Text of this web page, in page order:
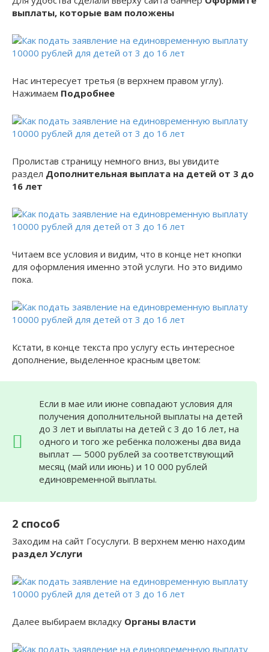
выплаты, которые вам положены
Нас интересует третья (в верхнем правом углу).
Нажимаем Подробнее
Пролистав страницу немного вниз, вы увидите
раздел Дополнительная выплата на детей от 3 до
16 лет
Читаем все условия и видим, что в конце нет кнопки
для оформления именно этой услуги. Но это видимо
пока.
Кстати, в конце текста про услугу есть интересное
дополнение, выделенное красным цветом:
Если в мае или июне совпадают условия для
получения дополнительной выплаты на детей
до 3 лет и выплаты на детей с 3 до 16 лет, на
одного и того же ребёнка положены два вида
выплат — 5000 рублей за соответствующий
месяц (май или июнь) и 10 000 рублей
единовременной выплаты.
2 способ
Заходим на сайт Госуслуги. В верхнем меню находим
раздел Услуги
Далее выбираем вкладку Органы власти